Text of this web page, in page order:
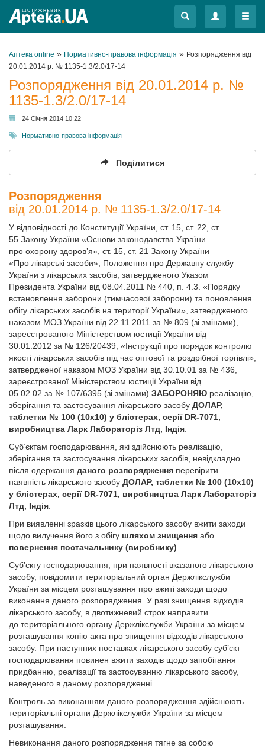
Меню
Меню
Аптека online » Нормативно-правова інформація » Розпорядження від
20.01.2014 р. № 1135-1.3/2.0/17-14
Розпорядження від 20.01.2014 р. №
1135-1.3/2.0/17-14
24 Січня 2014 10:22
Нормативно-правова інформація
Поділитися
Розпорядження
від 20.01.2014 р. № 1135-1.3/2.0/17-14
У відповідності до Конституції України, ст. 15, ст. 22, ст.
55 Закону України «Основи законодавства України
про охорону здоров’я», ст. 15, ст. 21 Закону України
«Про лікарські засоби», Положення про Державну службу
України з лікарських засобів, затвердженого Указом
Президента України від 08.04.2011 № 440, п. 4.3. «Порядку
встановлення заборони (тимчасової заборони) та поновлення
обігу лікарських засобів на території України», затвердженого
наказом МОЗ України від 22.11.2011 за № 809 (зі змінами),
зареєстрованого Міністерством юстиції України від
30.01.2012 за № 126/20439, «Інструкції про порядок контролю
якості лікарських засобів під час оптової та роздрібної торгівлі»,
затвердженої наказом МОЗ України від 30.10.01 за № 436,
зареєстрованої Міністерством юстиції України від
05.02.02 за № 107/6395 (зі змінами) ЗАБОРОНЯЮ реалізацію,
зберігання та застосування лікарського засобу ДОЛАР,
таблетки № 100 (10х10) у блістерах, серії DR-7071,
виробництва Ларк Лабораторіз Лтд, Індія
Суб’єктам господарювання, які здійснюють реалізацію,
зберігання та застосування лікарських засобів, невідкладно
після одержання даного розпорядження перевірити
наявність лікарського засобу ДОЛАР, таблетки № 100 (10х10)
у блістерах, серії DR-7071, виробництва Ларк Лабораторіз
Лтд, Індія
При виявленні зразків цього лікарського засобу вжити заходи
щодо вилучення його з обігу шляхом знищення або
повернення постачальнику (виробнику)
Суб’єкту господарювання, при наявності вказаного лікарського
засобу, повідомити територіальний орган Держлікслужби
України за місцем розташування про вжиті заходи щодо
виконання даного розпорядження. У разі знищення відходів
лікарського засобу, в двотижневий строк направити
до територіального органу Держлікслужби України за місцем
розташування копію акта про знищення відходів лікарського
засобу. При наступних поставках лікарського засобу суб’єкт
господарювання повинен вжити заходів щодо запобігання
придбанню, реалізації та застосуванню лікарського засобу,
наведеного в даному розпорядженні.
Контроль за виконанням даного розпорядження здійснюють
територіальні органи Держлікслужби України за місцем
розташування.
Невиконання даного розпорядження тягне за собою